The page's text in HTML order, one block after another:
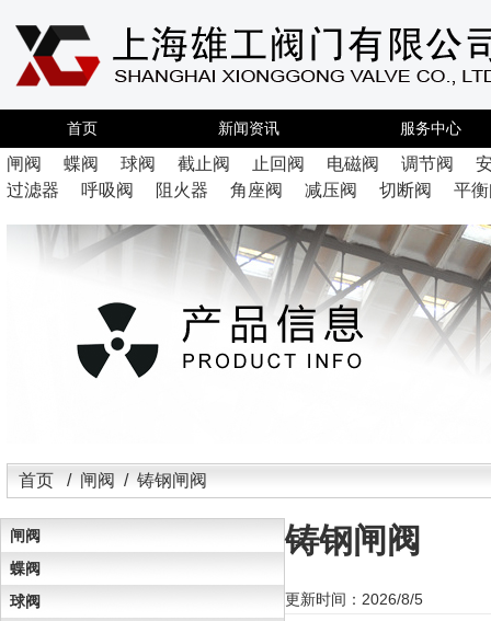
首页 新闻资讯 服务中心
闸阀 蝶阀 球阀 截止阀 止回阀 电磁阀 调节阀
过滤器
呼吸阀 阻火器 角座阀 减压阀 切断阀 平
首页 / 闸阀 / 铸钢闸阀
闸阀
蝶阀
球阀
铸钢闸阀
更新时间：2026/8/5